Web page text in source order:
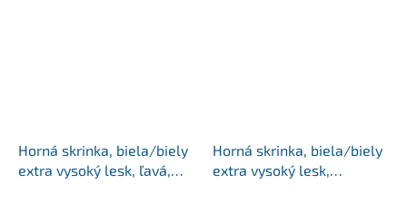
Horná skrinka, biela/biely
extra vysoký lesk, ľavá,
Horná skrinka, biela/biely
extra vysoký lesk,